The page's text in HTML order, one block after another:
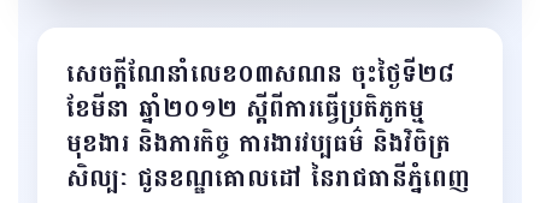
សេចក្តីណែនាំលេខ០៣សណន ចុះថ្ងៃទី២៨
ខែមីនា ឆ្នាំ២០១២ ស្តីពីការធ្វើប្រតិភូកម្ម
មុខងារ និងភារកិច្ច ការងារវប្បធម៌ និងវិចិត្រ
សិល្បៈ ជូនខណ្ឌគោលដៅ នៃរាជធានីភ្នំពេញ